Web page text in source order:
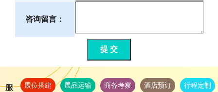
咨询留言：
提 交
服
展位搭建 展品运输 商务考察 酒店预订 行程定制